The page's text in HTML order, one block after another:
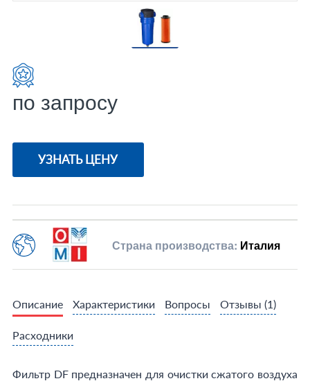
по запросу
УЗНАТЬ ЦЕНУ
Страна производства: Италия
Описание Характеристики Вопросы Отзывы (1)
Расходники
Фильтр DF предназначен для очистки сжатого воздуха